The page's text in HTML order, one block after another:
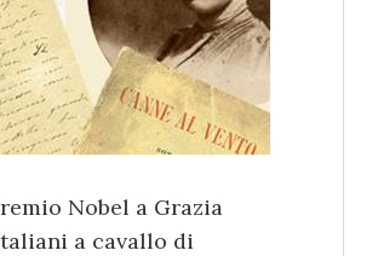
Nobel a Grazia
a cavallo di